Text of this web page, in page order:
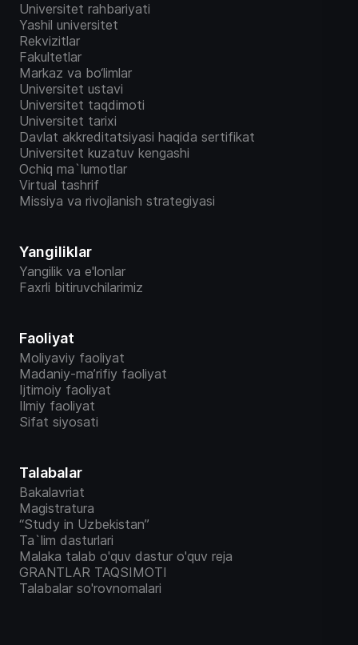
Universitet rahbariyati
Yashil universitet
Rekvizitlar
Fakultetlar
Markaz va bo‘limlar
Universitet ustavi
Universitet taqdimoti
Universitet tarixi
Davlat akkreditatsiyasi haqida sertifikat
Universitet kuzatuv kengashi
Ochiq ma`lumotlar
Virtual tashrif
Missiya va rivojlanish strategiyasi
Yangiliklar
Yangilik va e'lonlar
Faxrli bitiruvchilarimiz
Faoliyat
Moliyaviy faoliyat
Madaniy-ma’rifiy faoliyat
Ijtimoiy faoliyat
Ilmiy faoliyat
Sifat siyosati
Talabalar
Bakalavriat
Magistratura
“Study in Uzbekistan”
Ta`lim dasturlari
Malaka talab o'quv dastur o'quv reja
GRANTLAR TAQSIMOTI
Talabalar so'rovnomalari